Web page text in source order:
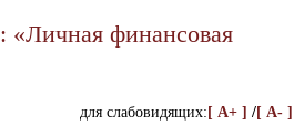
финансовая
для слабовидящих: [ A+ ] /[ A- ]